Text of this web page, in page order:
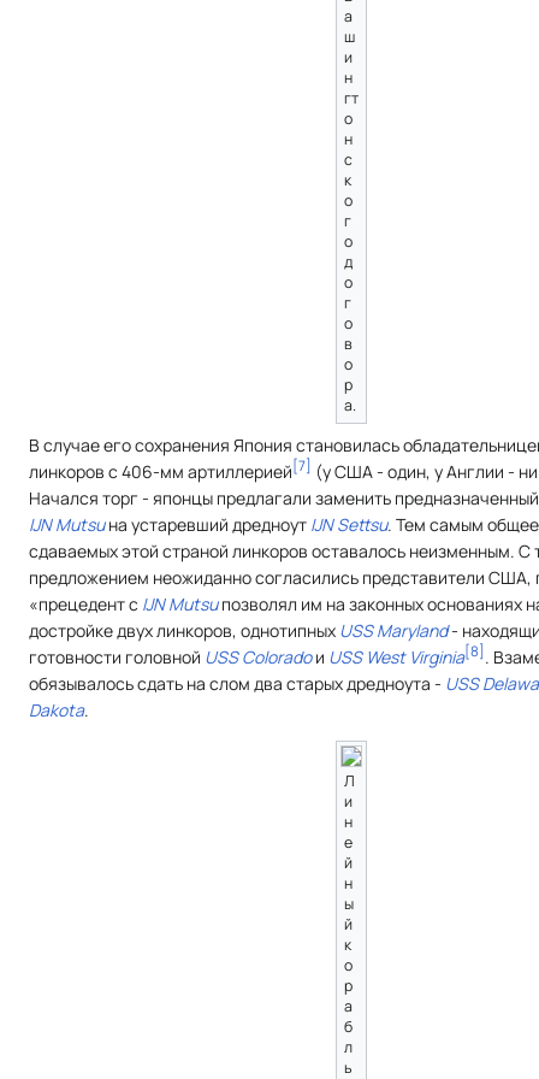
а
ш
и
н
гт
о
н
с
к
о
г
о
д
о
г
о
в
о
р
а.
В случае его сохранения Япония становилась
линкоров с 406-мм артиллерией 7
(у США - один, у Англии -
Начался торг - японцы предлагали заменить
IJN Mutsuна устаревший дредноут IJN Settsu. Тем самым
сдаваемых этой страной линкоров оставалось неизменным. С
предложением неожиданно согласились представители США,
«прецедент с IJN Mutsuпозволял им на законных основаниях
достройке двух линкоров, однотипных USS Maryland-
готовности головной USS Coloradoи USS West Virginia[ 8 .
обязывалось сдать на слом два старых дредноута - USS
Dakota.
Л
и
н
е
й
н
ы
й
к
о
р
а
б
л
ь